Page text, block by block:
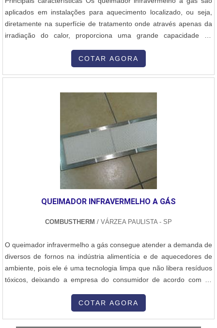
aplicados em instalações para aquecimento localizado, ou seja,
diretamente na superfície de tratamento onde através apenas da
irradiação do calor, proporciona uma grande capacidade de
Natural ou GLP. Compatibilidade de combustíveis Gás Natural,Gás
GLP,Biogás,Gás de Coque,Gás Residual. Vantagens do produto
COTAR AGORA
QUEIMADOR INFRAVERMELHO A GÁS
COMBUSTHERM / VÁRZEA PAULISTA - SP
O queimador infravermelho a gás consegue atender a demanda de
diversos de fornos na indústria alimentícia e de aquecedores de
ambiente, pois ele é uma tecnologia limpa que não libera resíduos
tóxicos, deixando a empresa do consumidor de acordo com os
equipamento eficiente, é importante saber que ele se enquadra em
COTAR AGORA